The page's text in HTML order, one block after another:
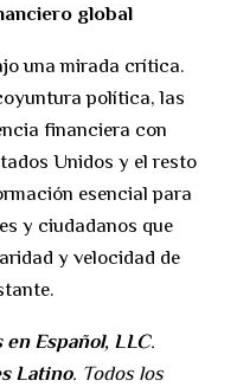
global
una mirada crítica.
política, las
financiera con
Unidos y el resto
esencial para
y ciudadanos que
y velocidad de
en Español, LLC.
Latino. Todos los